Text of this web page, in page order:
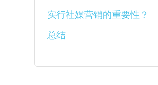
实行社媒营销的重要性？
总结